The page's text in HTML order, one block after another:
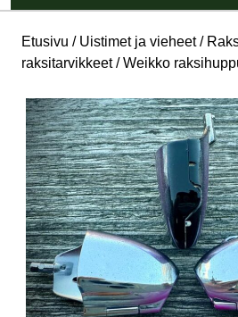
Etusivu / Uistimet ja vieheet/
raksitarvikkeet/ Weikko